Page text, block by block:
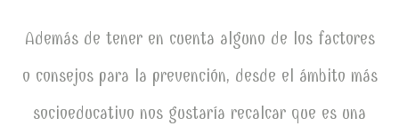
Además de tener en cuenta alguno de los factores
o consejos para la prevención, desde el ámbito más
socioeducativo nos gustaría recalcar que es una